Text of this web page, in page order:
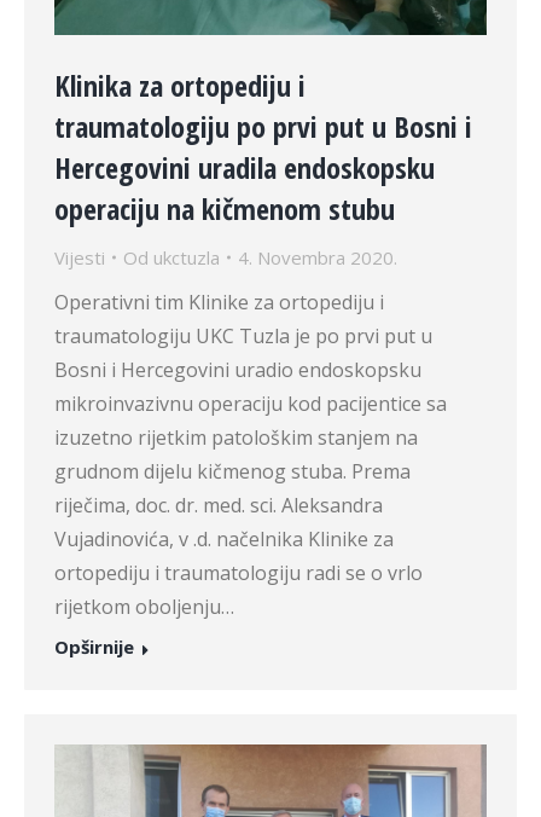
Klinika za ortopediju i
traumatologiju po prvi put u Bosni i
Hercegovini uradila endoskopsku
operaciju na kičmenom stubu
Vijesti Od ukctuzla 4. Novembra 2020.
Operativni tim Klinike za ortopediju i
traumatologiju UKC Tuzla je po prvi put u
Bosni i Hercegovini uradio endoskopsku
mikroinvazivnu operaciju kod pacijentice sa
izuzetno rijetkim patološkim stanjem na
grudnom dijelu kičmenog stuba. Prema
riječima, doc. dr. med. sci. Aleksandra
Vujadinovića, v .d. načelnika Klinike za
ortopediju i traumatologiju radi se o vrlo
rijetkom oboljenju…
Opširnije